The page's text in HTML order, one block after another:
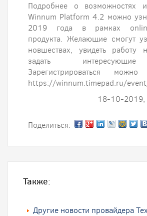
Подробнее о возможностях
Winnum Platform 4.2 можно
2019 года в рамках online-
продукта. Желающие смогут
новшествах, увидеть работу
задать
Зарегистрироваться
https://winnum.timepad.ru/
18-10-2019,
Поделиться:
Также:
Другие новости провайдера